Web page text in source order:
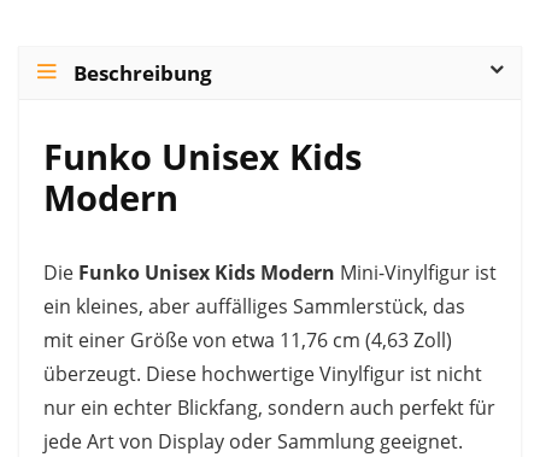
Beschreibung
Funko Unisex Kids
Modern
Die Funko Unisex Kids Modern Mini-Vinylfigur ist
ein kleines, aber auffälliges Sammlerstück, das
mit einer Größe von etwa 11,76 cm (4,63 Zoll)
überzeugt. Diese hochwertige Vinylfigur ist nicht
nur ein echter Blickfang, sondern auch perfekt für
jede Art von Display oder Sammlung geeignet.